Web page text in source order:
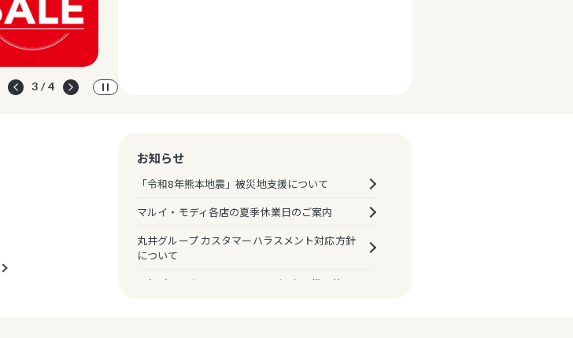
3 / 4
お知らせ
「令和8年熊本地震」被災地支援について
マルイ・モディ各店の夏季休業日のご案内
丸井グループ カスタマーハラスメント対応方針
について
一部ギフトカードマルイ・モディお取扱い終了